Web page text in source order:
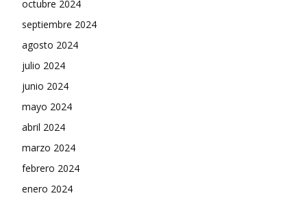
octubre 2024
septiembre 2024
agosto 2024
julio 2024
junio 2024
mayo 2024
abril 2024
marzo 2024
febrero 2024
enero 2024